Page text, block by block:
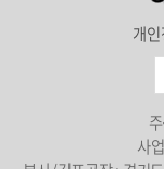
개
사